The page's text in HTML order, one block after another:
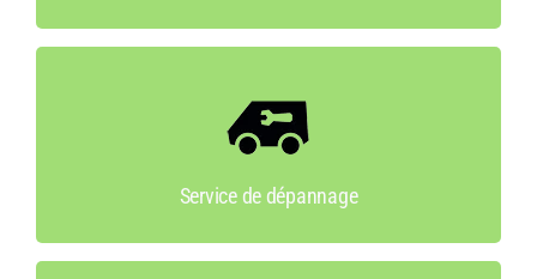
Service de dépannage
Nous intervenons sur place avec nos véhicules